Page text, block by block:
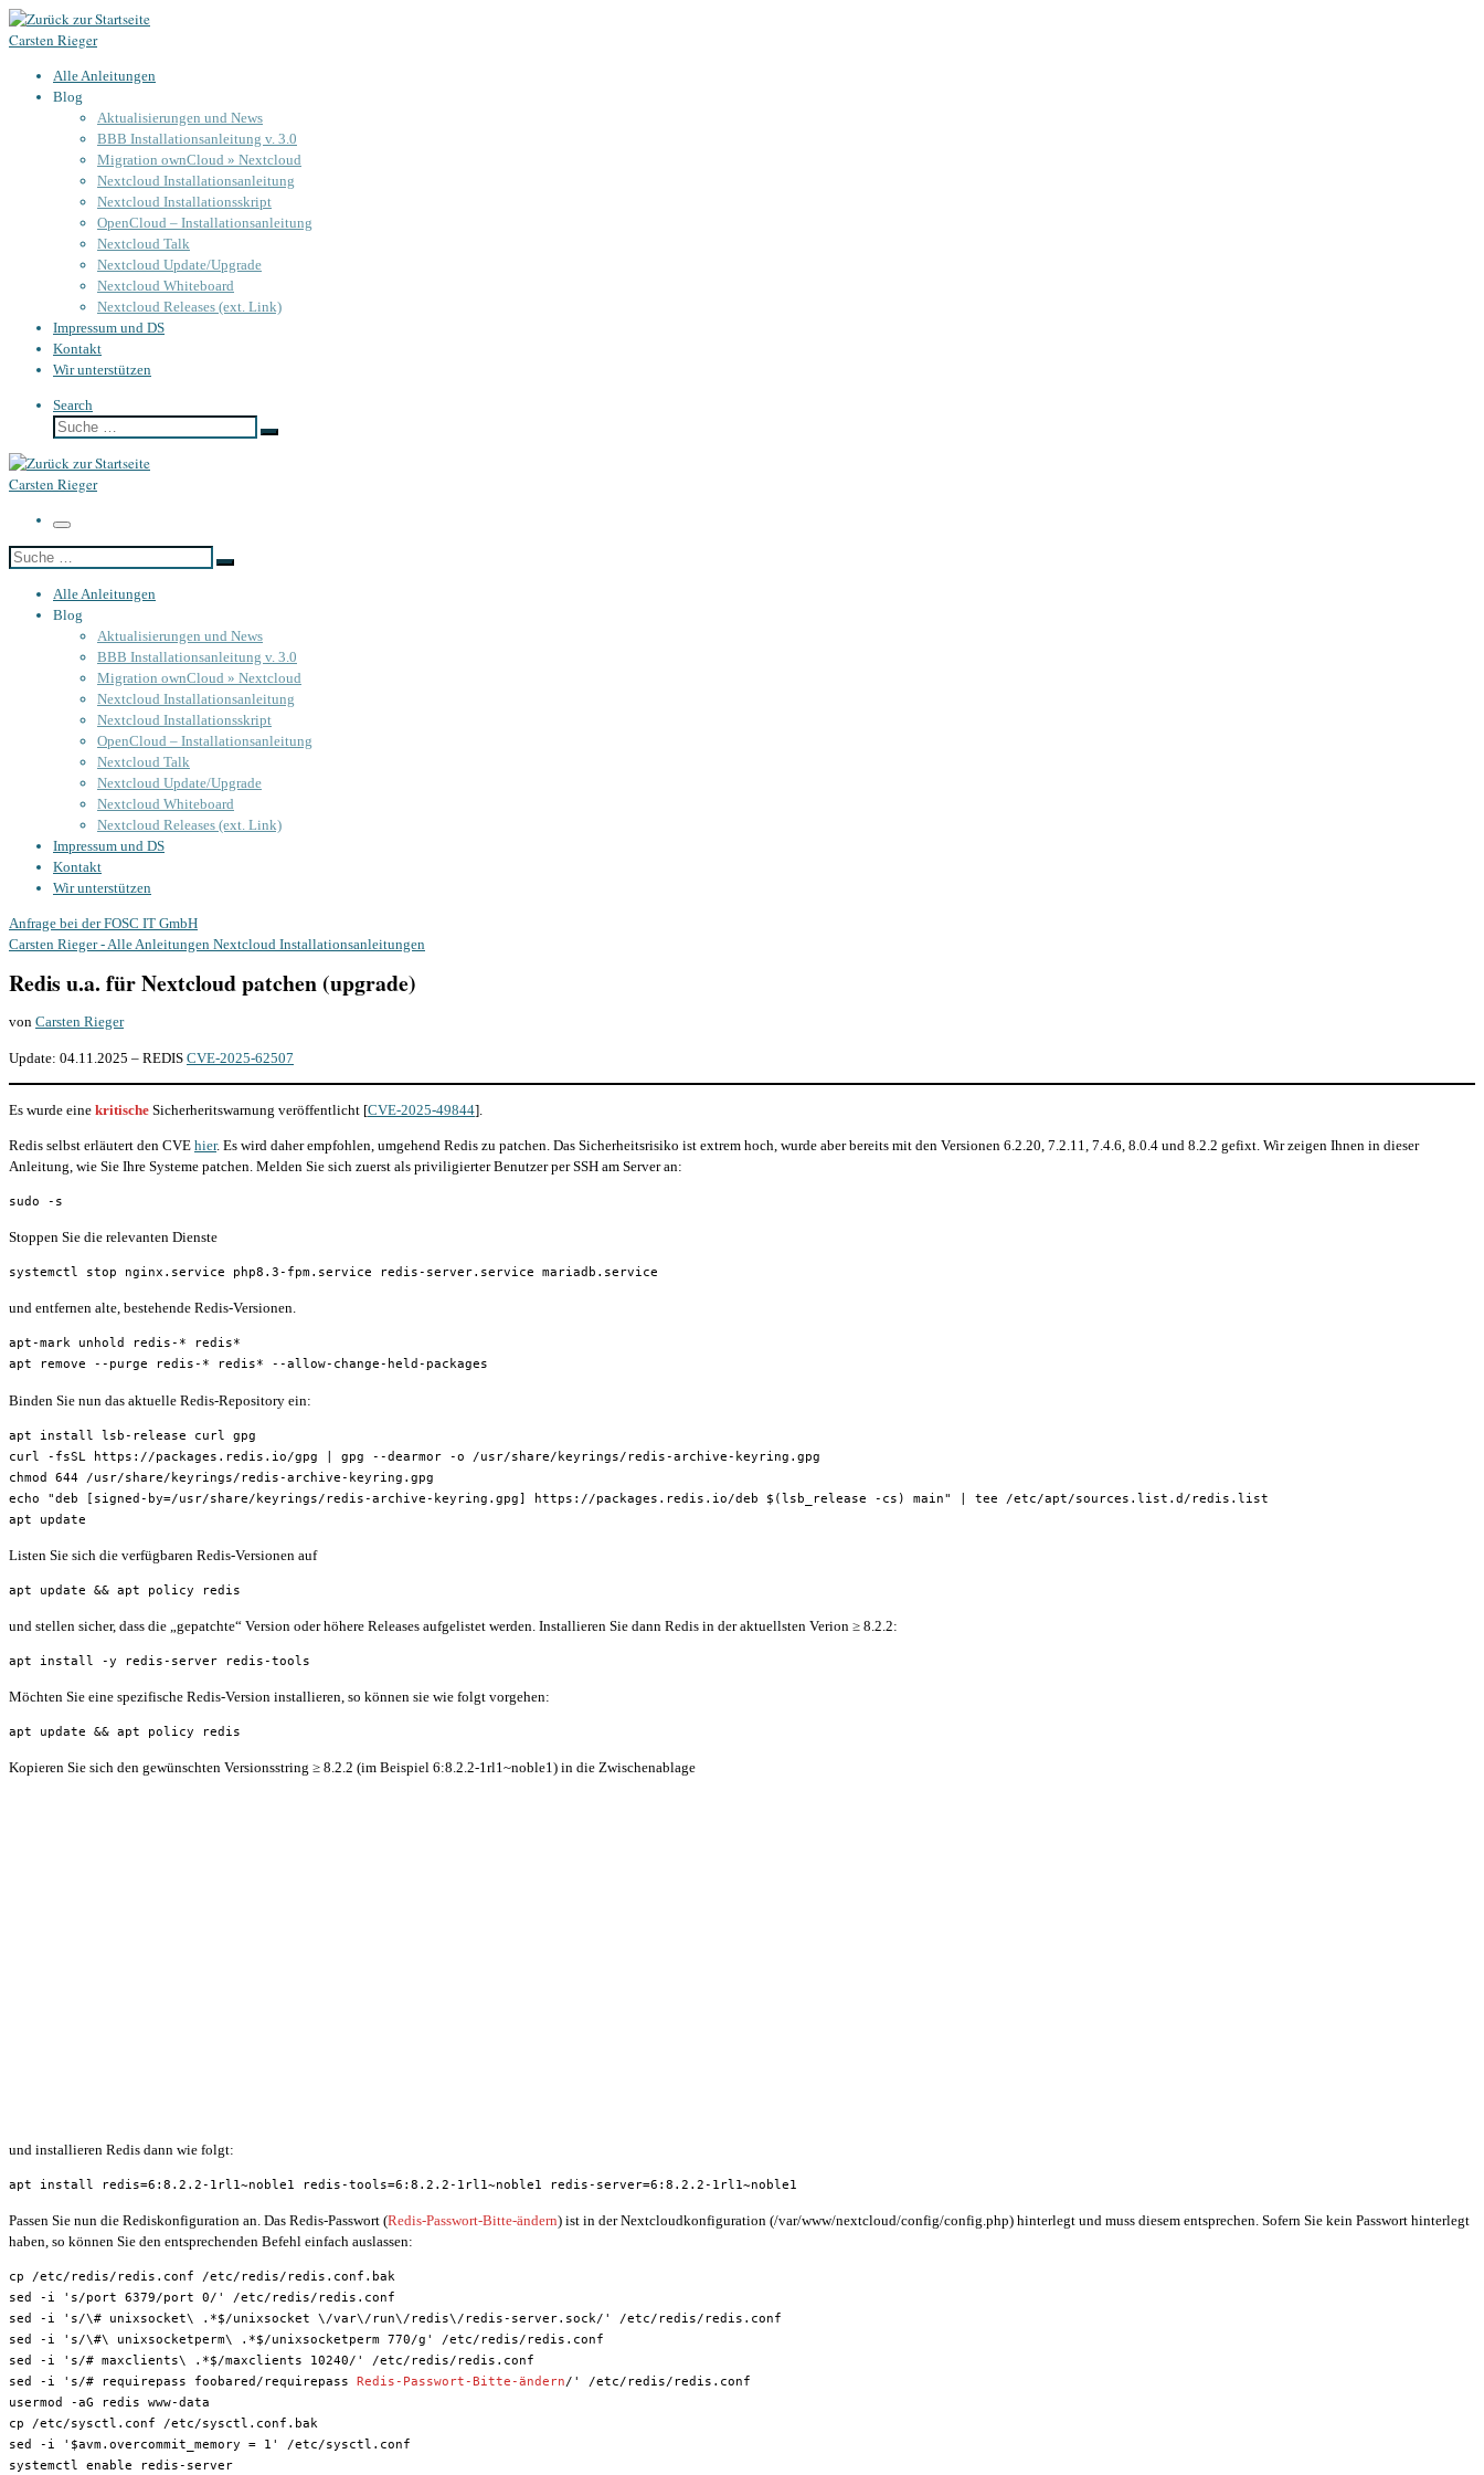
Zum
Inhalt
Carsten Rieger
Alle Anleitungen
Blog
Aktualisierungen und News
BBB Installationsanleitung v. 3.0
Migration ownCloud » Nextcloud
Nextcloud Installationsanleitung
Nextcloud Installationsskript
OpenCloud – Installationsanleitung
Nextcloud Talk
Nextcloud Update/Upgrade
Nextcloud Whiteboard
Nextcloud Releases (ext. Link)
Impressum und DS
Kontakt
Wir unterstützen
Search
Suche
Suche
Carsten Rieger
Menü
Suche
Suche
Alle Anleitungen
Blog
Aktualisierungen und News
BBB Installationsanleitung v. 3.0
Migration ownCloud » Nextcloud
Nextcloud Installationsanleitung
Nextcloud Installationsskript
OpenCloud – Installationsanleitung
Nextcloud Talk
Nextcloud Update/Upgrade
Nextcloud Whiteboard
Nextcloud Releases (ext. Link)
Impressum und DS
Kontakt
Wir unterstützen
Anfrage bei der FOSC IT GmbH
Carsten Rieger - Alle Anleitungen Nextcloud Installationsanleitungen
Redis u.a. für Nextcloud patchen (upgrade)
von Carsten Rieger
Update: 04.11.2025 – REDIS CVE-2025-62507
Es wurde eine kritische Sicherheritswarnung veröffentlicht [CVE-2025-49844].
Redis selbst erläutert den CVE hier. Es wird daher empfohlen, umgehend Redis zu patchen. Das Sicherheitsrisiko ist extrem hoch, wurde aber bereits mit den Versionen 6.2.20, 7.2.11, 7.4.6, 8.0.4 und 8.2.2 gefixt. Wir zeigen Ihnen in dieser
Anleitung, wie Sie Ihre Systeme patchen. Melden Sie sich zuerst als priviligierter Benutzer per SSH am Server an:
sudo -s
Stoppen Sie die relevanten Dienste
systemctl stop nginx.service php8.3-fpm.service redis-server.service mariadb.service
und entfernen alte, bestehende Redis-Versionen.
apt-mark unhold redis-* redis*
apt remove --purge redis-* redis* --allow-change-held-packages
Binden Sie nun das aktuelle Redis-Repository ein:
apt install lsb-release curl gpg
curl -fsSL https://packages.redis.io/gpg | gpg --dearmor -o /usr/share/keyrings/redis-archive-keyring.gpg
chmod 644 /usr/share/keyrings/redis-archive-keyring.gpg
echo "deb [signed-by=/usr/share/keyrings/redis-archive-keyring.gpg] https://packages.redis.io/deb $(lsb_release -cs) main" | tee /etc/apt/sources.list.d/redis.list
apt update
Listen Sie sich die verfügbaren Redis-Versionen auf
apt update && apt policy redis
und stellen sicher, dass die „gepatchte“ Version oder höhere Releases aufgelistet werden. Installieren Sie dann Redis in der aktuellsten Verion ≥ 8.2.2:
apt install -y redis-server redis-tools
Möchten Sie eine spezifische Redis-Version installieren, so können sie wie folgt vorgehen:
apt update && apt policy redis
Kopieren Sie sich den gewünschten Versionsstring ≥ 8.2.2 (im Beispiel 6:8.2.2-1rl1~noble1) in die Zwischenablage
und installieren Redis dann wie folgt:
apt install redis=6:8.2.2-1rl1~noble1 redis-tools=6:8.2.2-1rl1~noble1 redis-server=6:8.2.2-1rl1~noble1
Passen Sie nun die Rediskonfiguration an. Das Redis-Passwort (Redis-Passwort-Bitte-ändern) ist in der Nextcloudkonfiguration (/var/www/nextcloud/config/config.php) hinterlegt und muss diesem entsprechen. Sofern Sie kein Passwort hinterlegt
haben, so können Sie den entsprechenden Befehl einfach auslassen:
cp /etc/redis/redis.conf /etc/redis/redis.conf.bak
sed -i 's/port 6379/port 0/' /etc/redis/redis.conf
sed -i 's/\# unixsocket\ .*$/unixsocket \/var\/run\/redis\/redis-server.sock/' /etc/redis/redis.conf
sed -i 's/\#\ unixsocketperm\ .*$/unixsocketperm 770/g' /etc/redis/redis.conf
sed -i 's/# maxclients\ .*$/maxclients 10240/' /etc/redis/redis.conf
sed -i 's/# requirepass foobared/requirepass Redis-Passwort-Bitte-ändern/' /etc/redis/redis.conf
usermod -aG redis www-data
cp /etc/sysctl.conf /etc/sysctl.conf.bak
sed -i '$avm.overcommit_memory = 1' /etc/sysctl.conf
systemctl enable redis-server